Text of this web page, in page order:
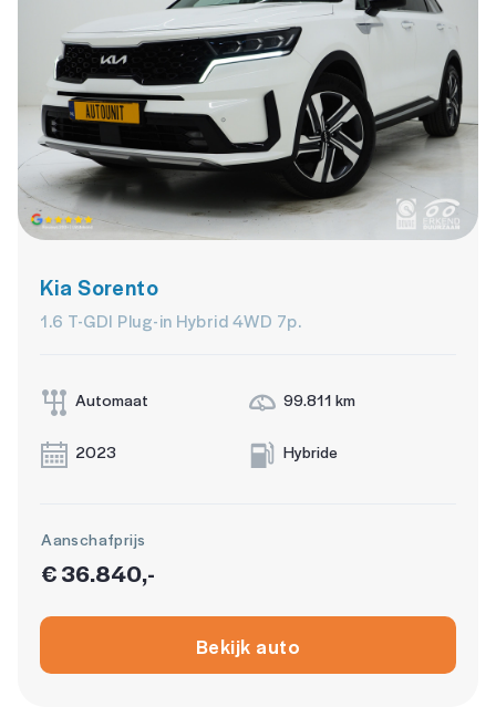
Kia Sorento
1.6 T-GDI Plug-in Hybrid 4WD 7p.
Automaat 99.811 km
2023 Hybride
Aanschafprijs
€ 36.840,-
Bekijk auto